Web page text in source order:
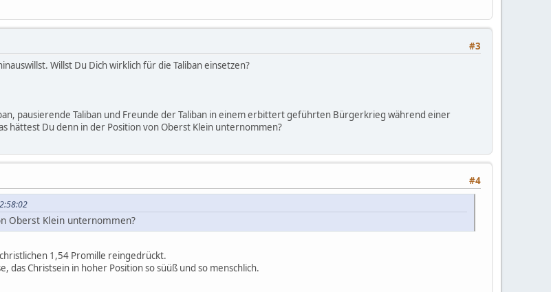
#3
Willst Du Dich wirklich für die Taliban einsetzen?
pausierende Taliban und Freunde der Taliban in einem erbittert geführten Bürgerkrieg während einer
hättest Du denn in der Position von Oberst Klein unternommen?
#4
Oberst Klein unternommen?
1,54 Promille reingedrückt.
das Christsein in hoher Position so süüß und so menschlich.